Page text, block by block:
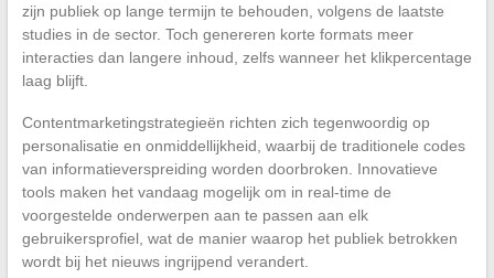
zijn publiek op lange termijn te behouden, volgens de laatste
studies in de sector. Toch genereren korte formats meer
interacties dan langere inhoud, zelfs wanneer het klikpercentage
laag blijft.
Contentmarketingstrategieën richten zich tegenwoordig op
personalisatie en onmiddellijkheid, waarbij de traditionele codes
van informatieverspreiding worden doorbroken. Innovatieve
tools maken het vandaag mogelijk om in real-time de
voorgestelde onderwerpen aan te passen aan elk
gebruikersprofiel, wat de manier waarop het publiek betrokken
wordt bij het nieuws ingrijpend verandert.